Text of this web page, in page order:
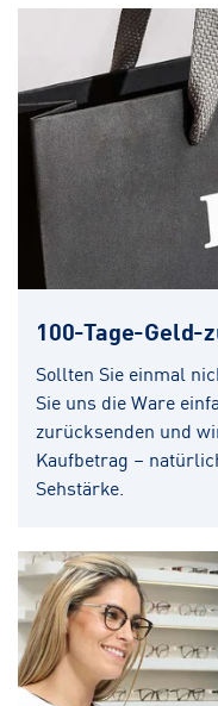
100-Tage-Geld-
Sollten Sie einmal
Sie uns die Ware
zurücksenden und
Kaufbetrag –
Sehstärke.